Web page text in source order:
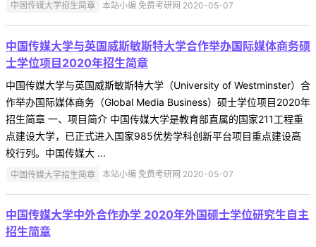
中国传媒大学招生简章 本站小编 免费考研网 2020-05-07
中国传媒大学与英国威斯敏斯特大学合作举办国际媒体商务硕
士学位项目2020年招生简章
中国传媒大学与英国威斯敏斯特大学（University of Westminster）合
作举办国际媒体商务（Global Media Business）硕士学位项目2020年
招生简章 一、项目简介 中国传媒大学是教育部直属的国家211工程重
点建设大学，已正式进入国家985优势学科创新平台项目重点建设高
校行列。中国传媒大 ...
中国传媒大学招生简章 本站小编 免费考研网 2020-05-07
中国传媒大学中外合作办学 2020年外国硕士学位研究生自主
招生简章